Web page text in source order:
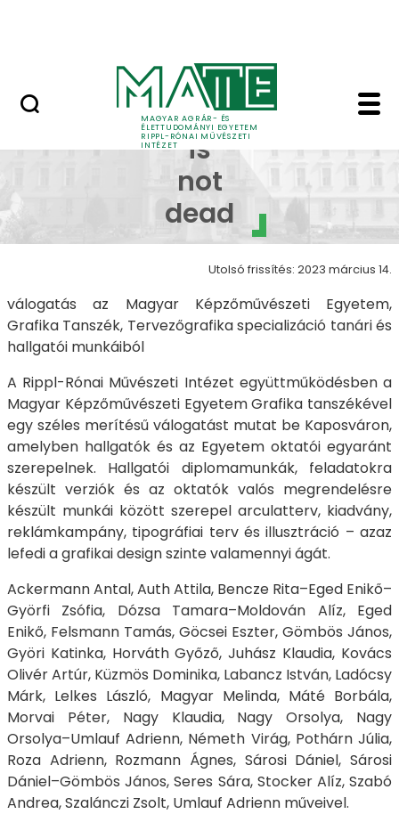
MAGYAR AGRÁR- ÉS
ÉLETTUDOMÁNYI EGYETEM
RIPPL-RÓNAI MŰVÉSZETI
INTÉZET
Galéria 2022 - 2 -
Print
is
not
dead
Utolsó frissítés: 2023 március 14.
válogatás az Magyar Képzőművészeti Egyetem,
Grafika Tanszék, Tervezőgrafika specializáció tanári és
hallgatói munkáiból
A Rippl-Rónai Művészeti Intézet együttműködésben a
Magyar Képzőművészeti Egyetem Grafika tanszékével
egy széles merítésű válogatást mutat be Kaposváron,
amelyben hallgatók és az Egyetem oktatói egyaránt
szerepelnek. Hallgatói diplomamunkák, feladatokra
készült verziók és az oktatók valós megrendelésre
készült munkái között szerepel arculatterv, kiadvány,
reklámkampány, tipográfiai terv és illusztráció – azaz
lefedi a grafikai design szinte valamennyi ágát.
Ackermann Antal, Auth Attila, Bencze Rita–Eged Enikő–
Györfi Zsófia, Dózsa Tamara–Moldován Alíz, Eged
Enikő, Felsmann Tamás, Göcsei Eszter, Gömbös János,
Györi Katinka, Horváth Győző, Juhász Klaudia, Kovács
Olivér Artúr, Küzmös Dominika, Labancz István, Ladócsy
Márk, Lelkes László, Magyar Melinda, Máté Borbála,
Morvai Péter, Nagy Klaudia, Nagy Orsolya, Nagy
Orsolya–Umlauf Adrienn, Németh Virág, Pothárn Júlia,
Roza Adrienn, Rozmann Ágnes, Sárosi Dániel, Sárosi
Dániel–Gömbös János, Seres Sára, Stocker Alíz, Szabó
Andrea, Szalánczi Zsolt, Umlauf Adrienn műveivel.